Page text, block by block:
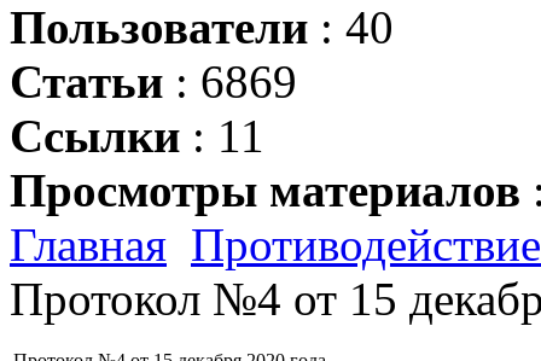
Пользователи : 40
Статьи : 6869
Ссылки : 11
Просмотры материалов
Главная
Протокол №4 от 15